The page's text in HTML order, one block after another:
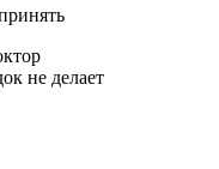
не делает